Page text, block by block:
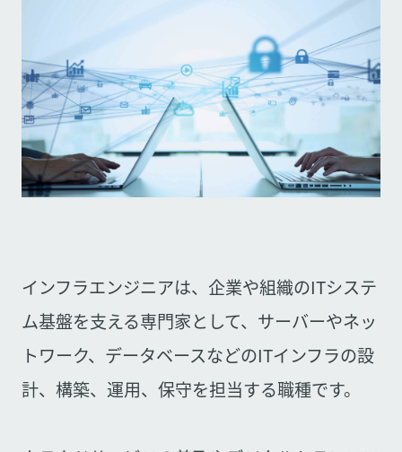
インフラエンジニアは、企業や組織のITシステ
ム基盤を支える専門家として、サーバーやネッ
トワーク、データベースなどのITインフラの設
計、構築、運用、保守を担当する職種です。